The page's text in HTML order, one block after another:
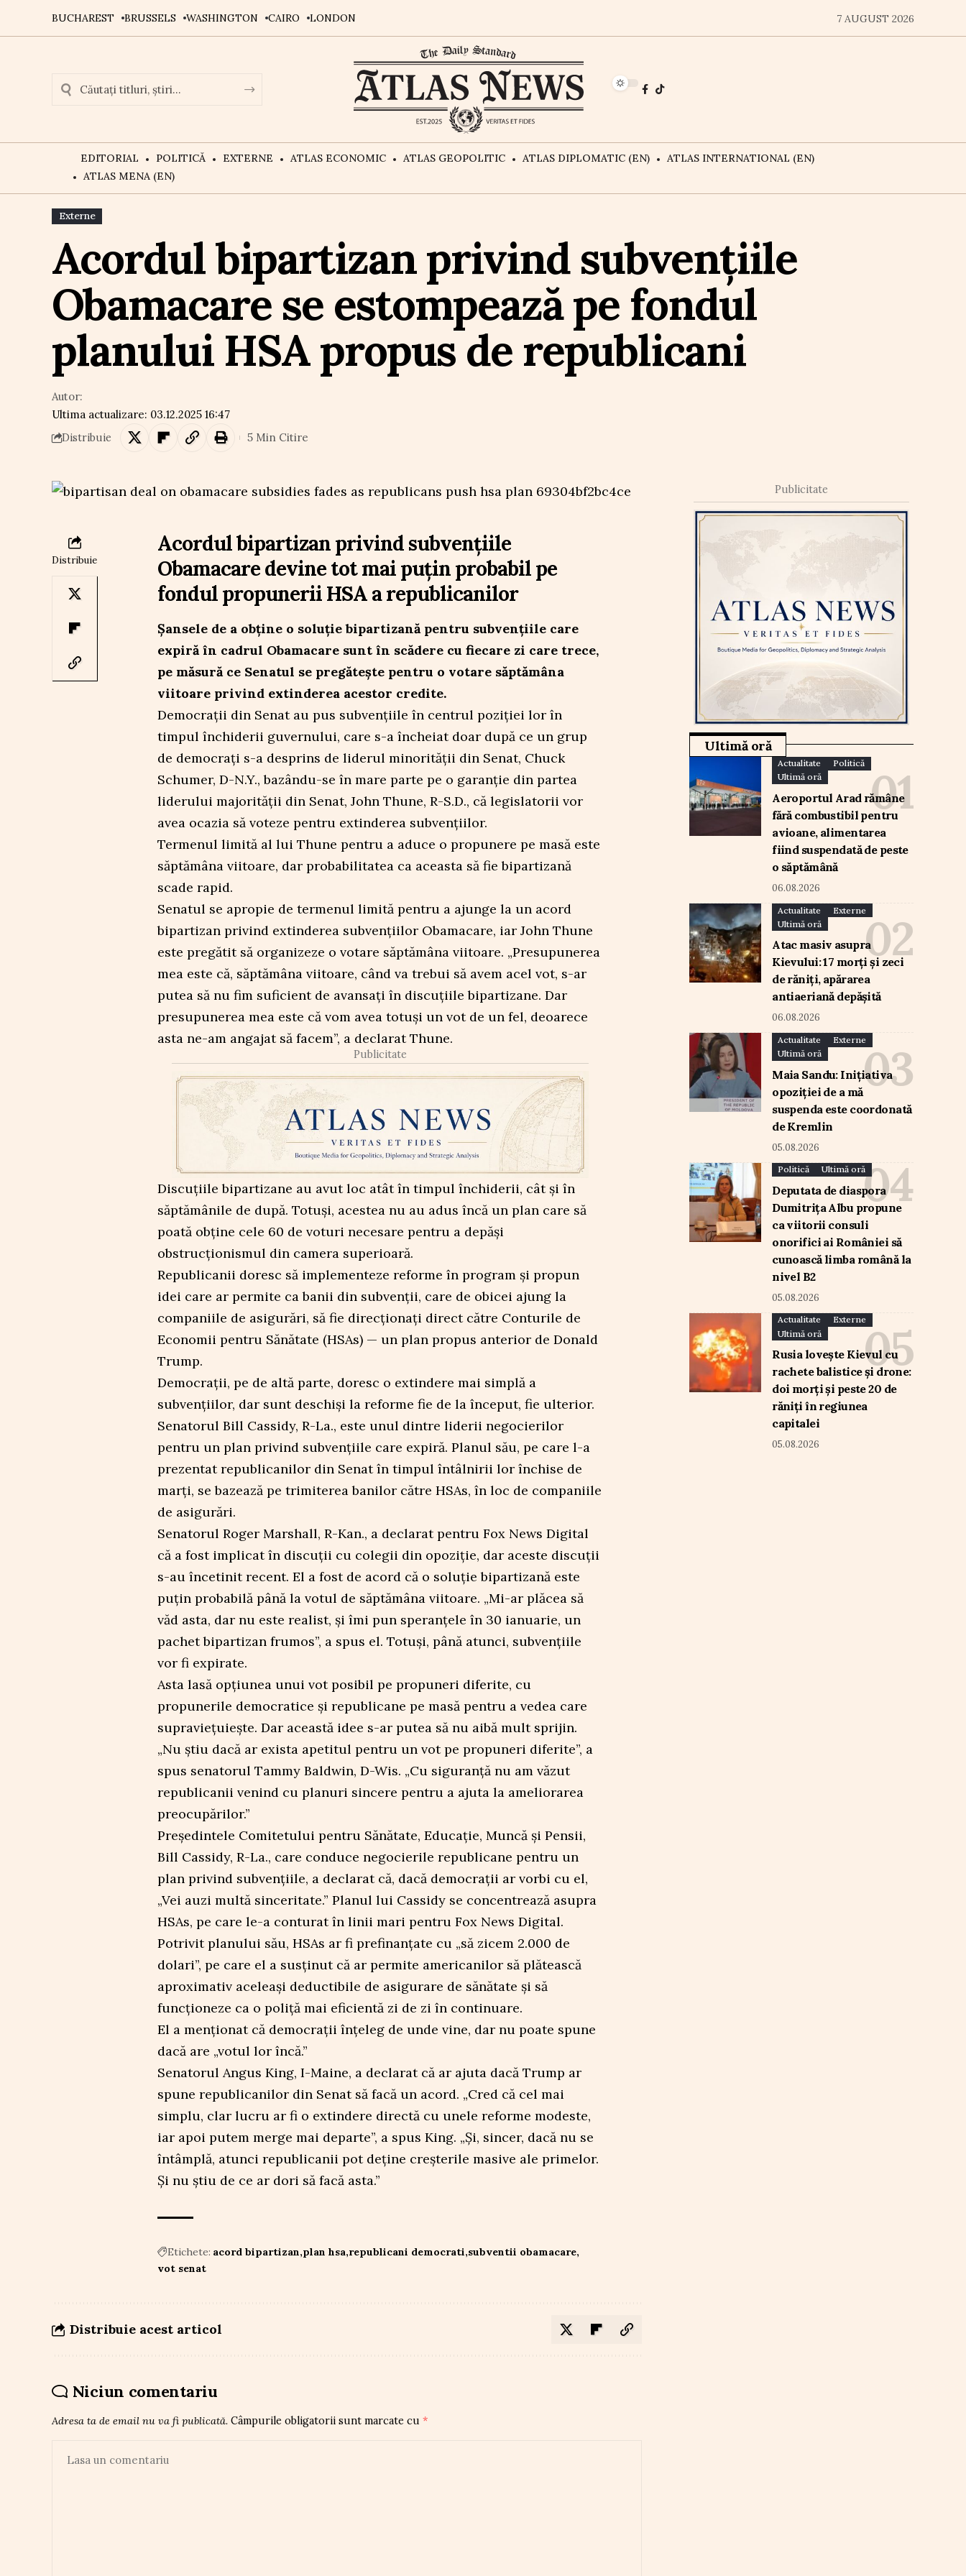
BUCHAREST BRUSSELS WASHINGTON CAIRO LONDON 7 AUGUST 2026
EDITORIAL POLITICĂ EXTERNE ATLAS ECONOMIC ATLAS GEOPOLITIC ATLAS DIPLOMATIC (EN)
ATLAS INTERNATIONAL (EN)
ATLAS MENA (EN)
Externe
Acordul bipartizan privind subvențiile
Obamacare se estompează pe fondul
planului HSA propus de republicani
Ultima actualizare: 03.12.2025 16:47
Autor:
Distribuie 5 Min Citire
Distribuie
Acordul bipartizan privind subvențiile
Obamacare devine tot mai puțin probabil pe
fondul propunerii HSA a republicanilor
Șansele de a obține o soluție bipartizană pentru subvențiile care
expiră în cadrul Obamacare sunt în scădere cu fiecare zi care trece,
pe măsură ce Senatul se pregătește pentru o votare săptămâna
viitoare privind extinderea acestor credite.
Democrații din Senat au pus subvențiile în centrul poziției lor în
timpul închiderii guvernului, care s-a încheiat doar după ce un grup
de democrați s-a desprins de liderul minorității din Senat, Chuck
Schumer, D-N.Y., bazându-se în mare parte pe o garanție din partea
liderului majorității din Senat, John Thune, R-S.D., că legislatorii vor
avea ocazia să voteze pentru extinderea subvențiilor.
Termenul limită al lui Thune pentru a aduce o propunere pe masă este
săptămâna viitoare, dar probabilitatea ca aceasta să fie bipartizană
scade rapid.
Senatul se apropie de termenul limită pentru a ajunge la un acord
bipartizan privind extinderea subvențiilor Obamacare, iar John Thune
este pregătit să organizeze o votare săptămâna viitoare. „Presupunerea
mea este că, săptămâna viitoare, când va trebui să avem acel vot, s-ar
putea să nu fim suficient de avansați în discuțiile bipartizane. Dar
presupunerea mea este că vom avea totuși un vot de un fel, deoarece
asta ne-am angajat să facem”, a declarat Thune.
Publicitate
Discuțiile bipartizane au avut loc atât în timpul închiderii, cât și în
săptămânile de după. Totuși, acestea nu au adus încă un plan care să
poată obține cele 60 de voturi necesare pentru a depăși
obstrucționismul din camera superioară.
Republicanii doresc să implementeze reforme în program și propun
idei care ar permite ca banii din subvenții, care de obicei ajung la
companiile de asigurări, să fie direcționați direct către Conturile de
Economii pentru Sănătate (HSAs) — un plan propus anterior de Donald
Trump.
Democrații, pe de altă parte, doresc o extindere mai simplă a
subvențiilor, dar sunt deschiși la reforme fie de la început, fie ulterior.
Senatorul Bill Cassidy, R-La., este unul dintre liderii negocierilor
pentru un plan privind subvențiile care expiră. Planul său, pe care l-a
prezentat republicanilor din Senat în timpul întâlnirii lor închise de
marți, se bazează pe trimiterea banilor către HSAs, în loc de companiile
de asigurări.
Senatorul Roger Marshall, R-Kan., a declarat pentru Fox News Digital
că a fost implicat în discuții cu colegii din opoziție, dar aceste discuții
s-au încetinit recent. El a fost de acord că o soluție bipartizană este
puțin probabilă până la votul de săptămâna viitoare. „Mi-ar plăcea să
văd asta, dar nu este realist, și îmi pun speranțele în 30 ianuarie, un
pachet bipartizan frumos”, a spus el. Totuși, până atunci, subvențiile
vor fi expirate.
Asta lasă opțiunea unui vot posibil pe propuneri diferite, cu
propunerile democratice și republicane pe masă pentru a vedea care
supraviețuiește. Dar această idee s-ar putea să nu aibă mult sprijin.
„Nu știu dacă ar exista apetitul pentru un vot pe propuneri diferite”, a
spus senatorul Tammy Baldwin, D-Wis. „Cu siguranță nu am văzut
republicanii venind cu planuri sincere pentru a ajuta la ameliorarea
preocupărilor.”
Președintele Comitetului pentru Sănătate, Educație, Muncă și Pensii,
Bill Cassidy, R-La., care conduce negocierile republicane pentru un
plan privind subvențiile, a declarat că, dacă democrații ar vorbi cu el,
„Vei auzi multă sinceritate.” Planul lui Cassidy se concentrează asupra
HSAs, pe care le-a conturat în linii mari pentru Fox News Digital.
Potrivit planului său, HSAs ar fi prefinanțate cu „să zicem 2.000 de
dolari”, pe care el a susținut că ar permite americanilor să plătească
aproximativ aceleași deductibile de asigurare de sănătate și să
funcționeze ca o poliță mai eficientă zi de zi în continuare.
El a menționat că democrații înțeleg de unde vine, dar nu poate spune
dacă are „votul lor încă.”
Senatorul Angus King, I-Maine, a declarat că ar ajuta dacă Trump ar
spune republicanilor din Senat să facă un acord. „Cred că cel mai
simplu, clar lucru ar fi o extindere directă cu unele reforme modeste,
iar apoi putem merge mai departe”, a spus King. „Și, sincer, dacă nu se
întâmplă, atunci republicanii pot deține creșterile masive ale primelor.
Și nu știu de ce ar dori să facă asta.”
Etichete: acord bipartizan plan hsa republicani democrati subventii obamacare
vot senat
Distribuie acest articol
Niciun comentariu
Adresa ta de email nu va fi publicată. Câmpurile obligatorii sunt marcate cu *
Publicitate
Ultimă oră
Actualitate
Politică
Ultimă oră
Aeroportul Arad rămâne
fără combustibil pentru
avioane, alimentarea
fiind suspendată de peste
o săptămână
06.08.2026
Actualitate
Externe
Ultimă oră
Atac masiv asupra
Kievului: 17 morți și zeci
de răniți, apărarea
antiaeriană depășită
06.08.2026
Actualitate
Externe
Ultimă oră
Maia Sandu: Inițiativa
opoziției de a mă
suspenda este coordonată
de Kremlin
05.08.2026
Politică Ultimă oră
Deputata de diaspora
Dumitrița Albu propune
ca viitorii consuli
onorifici ai României să
cunoască limba română la
nivel B2
05.08.2026
Actualitate
Externe
Ultimă oră
Rusia lovește Kievul cu
rachete balistice și drone:
doi morți și peste 20 de
răniți în regiunea
capitalei
05.08.2026